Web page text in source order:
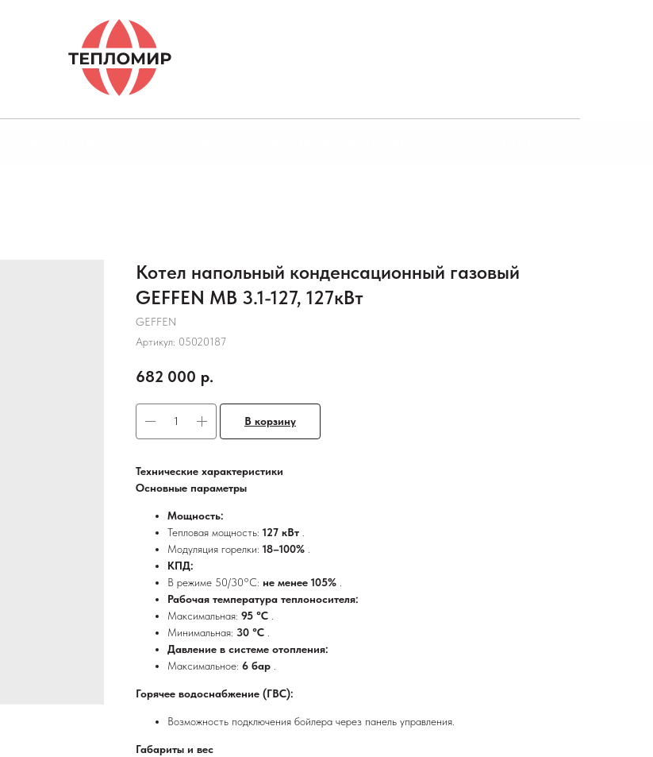
Котел напольный конденсационный газовый
GEFFEN MB 3.1-127, 127кВт
GEFFEN
Артикул: 05020187
682 000 р.
В корзину
Технические характеристики
Основные параметры
Мощность:
Тепловая мощность: 127 кВт
Модуляция горелки: 18–100%
КПД:
В режиме 50/30°C: не менее 105%
Рабочая температура теплоносителя:
Максимальная: 95 °C
Минимальная: 30 °C
Давление в системе отопления:
Максимальное: 6 бар
Горячее водоснабжение (ГВС):
Возможность подключения бойлера через панель управления.
Габариты и вес